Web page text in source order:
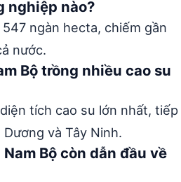
nghiệp nào?
ngàn hecta, chiếm gần
nước.
Bộ trồng nhiều cao su
tích cao su lớn nhất, tiếp
và Tây Ninh.
Bộ còn dẫn đầu về